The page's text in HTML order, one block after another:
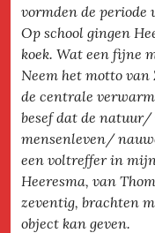
vormden de
Op school gingen
koek. Wat een fijne
Neem het motto
de centrale
besef dat de
mensenleven/
een voltreffer in
Heeresma, van
zeventig, brachten
object kan geven.